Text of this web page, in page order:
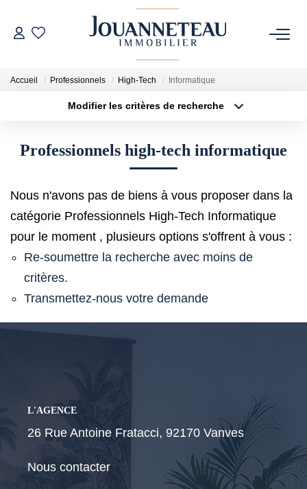
OFF-MARKET
ESTIMER
Estimation Sur Rendez-Vous
NOTRE HISTOIRE
NOTRE CHARTE
CONTACT
Accueil Professionnels High-Tech Informatique
Modifier les critères de recherche
Type de bien
Budget max Plus de critères
Créer une alerte
Professionnels high-tech informatique
Nous n'avons pas de biens à vous proposer dans la
catégorie Professionnels High-Tech Informatique
pour le moment , plusieurs options s'offrent à vous :
Re-soumettre la recherche avec moins de
critères.
Transmettez-nous votre demande
L'AGENCE
26 Rue Antoine Fratacci, 92170 Vanves
Nous contacter